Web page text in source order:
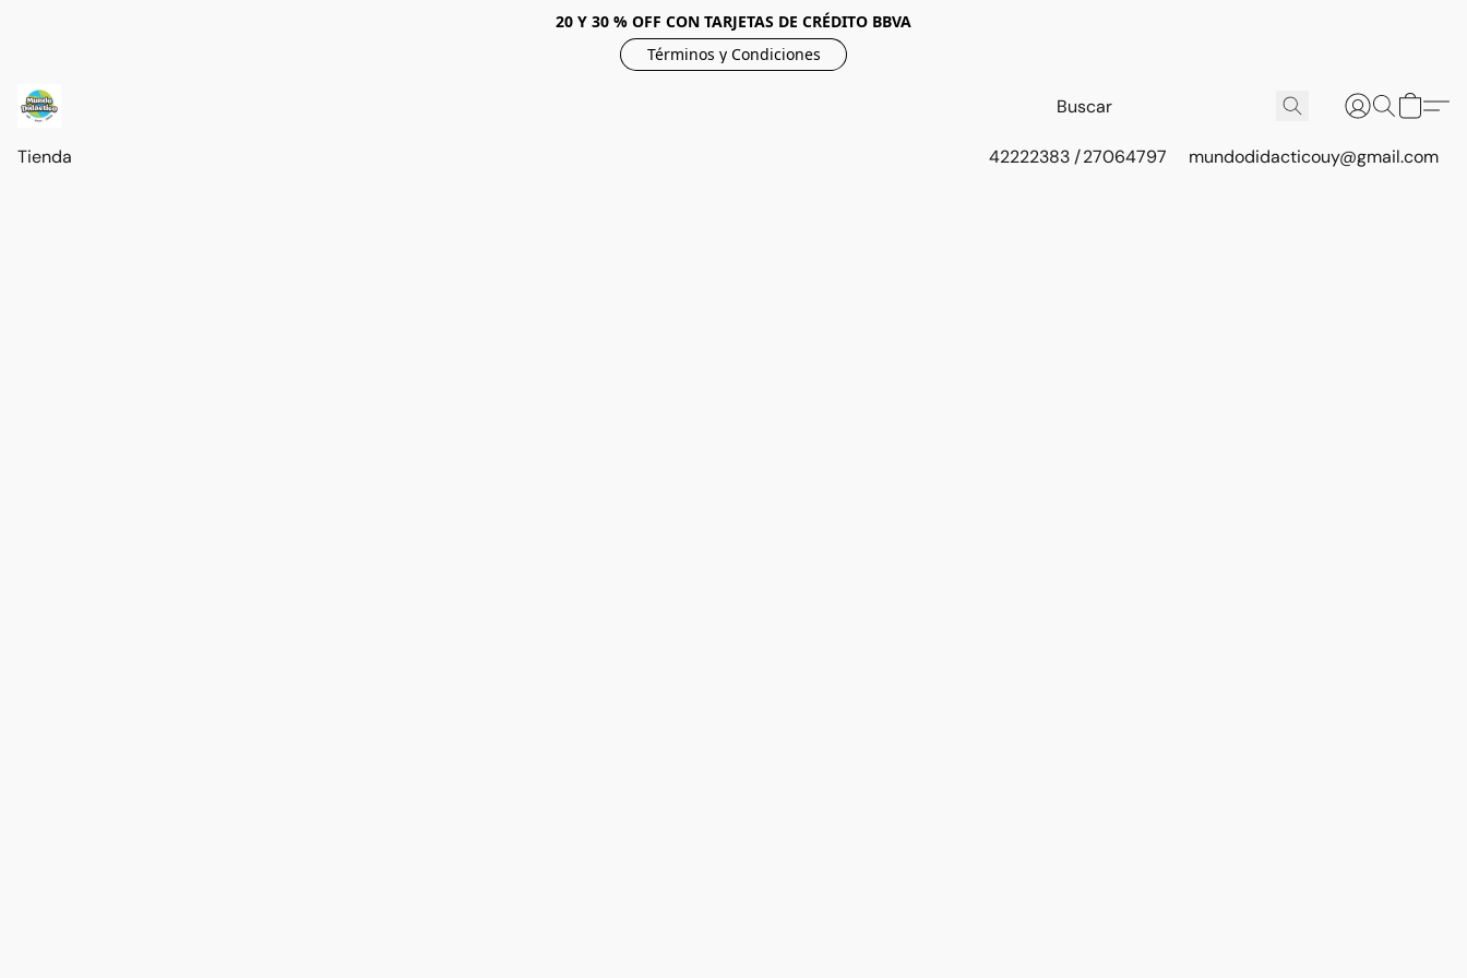
20 Y 30 % OFF CON TARJETAS DE CRÉDITO BBVA
Términos y Condiciones
Tienda 42222383 / 27064797 mundodidacticouy@gmail.com